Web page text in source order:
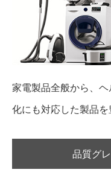
家電製品全般から、
化にも対応した製品を
品質グ